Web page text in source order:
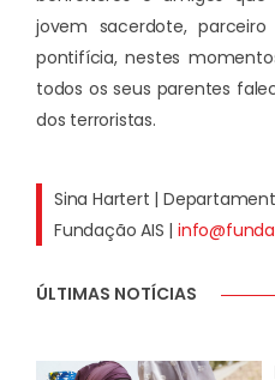
jovem sacerdote,
pontifícia, nestes
todos os seus parentes
dos terroristas.
Sina Hartert |
Fundação AIS |
ÚLTIMAS NOTÍCIAS